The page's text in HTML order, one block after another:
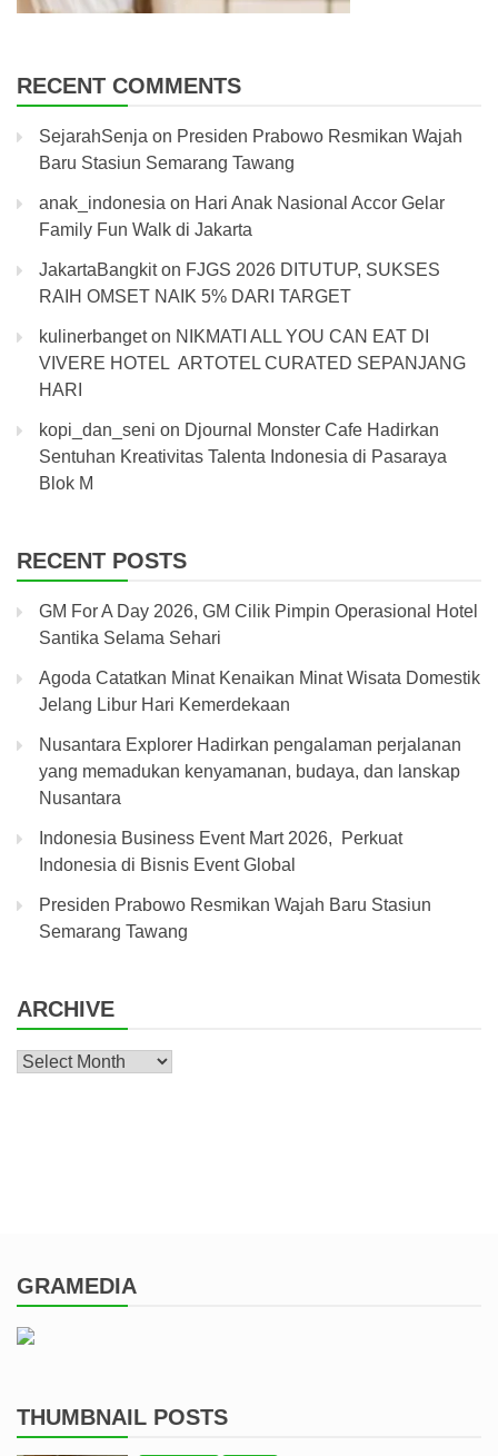
RECENT COMMENTS
SejarahSenja on Presiden Prabowo Resmikan Wajah
Baru Stasiun Semarang Tawang
anak_indonesia on Hari Anak Nasional Accor Gelar
Family Fun Walk di Jakarta
JakartaBangkiton FJGS 2026 DITUTUP, SUKSES
RAIH OMSET NAIK 5% DARI TARGET
kulinerbangeton NIKMATI ALL YOU CAN EAT DI
VIVERE HOTEL ARTOTEL CURATED SEPANJANG
HARI
kopi_dan_seni on Djournal Monster Cafe Hadirkan
Sentuhan Kreativitas Talenta Indonesia di Pasaraya
Blok M
RECENT POSTS
GM For A Day 2026, GM Cilik Pimpin Operasional Hotel
Santika Selama Sehari
Agoda Catatkan Minat Kenaikan Minat Wisata Domestik
Jelang Libur Hari Kemerdekaan
Nusantara Explorer Hadirkan pengalaman perjalanan
yang memadukan kenyamanan, budaya, dan lanskap
Nusantara
Indonesia Business Event Mart 2026, Perkuat
Indonesia di Bisnis Event Global
Presiden Prabowo Resmikan Wajah Baru Stasiun
Semarang Tawang
ARCHIVE
Archive
GRAMEDIA
THUMBNAIL POSTS